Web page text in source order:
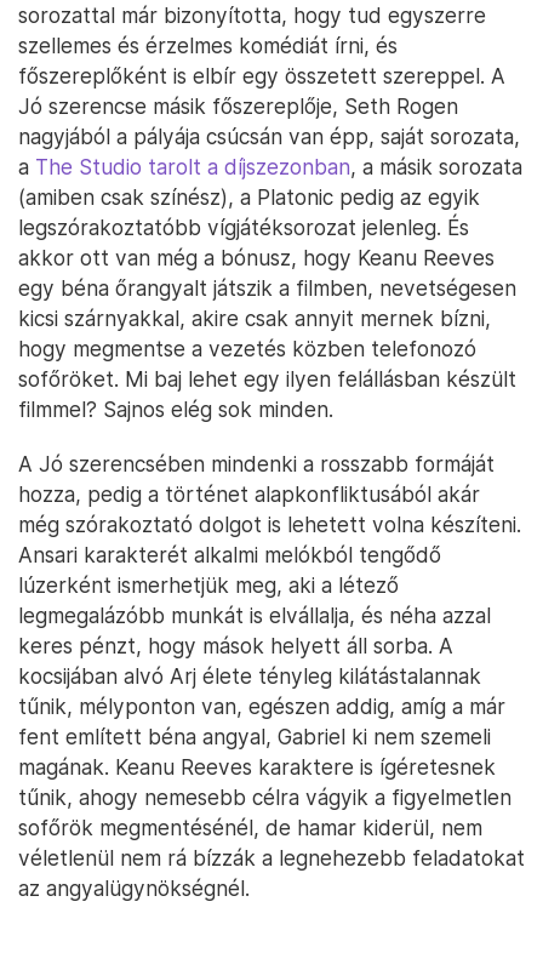
sorozattal már bizonyította, hogy tud egyszerre
szellemes és érzelmes komédiát írni, és
főszereplőként is elbír egy összetett szereppel. A
Jó szerencse másik főszereplője, Seth Rogen
nagyjából a pályája csúcsán van épp, saját sorozata,
a The Studio tarolt a díjszezonban, a másik sorozata
(amiben csak színész), a Platonic pedig az egyik
legszórakoztatóbb vígjátéksorozat jelenleg. És
akkor ott van még a bónusz, hogy Keanu Reeves
egy béna őrangyalt játszik a filmben, nevetségesen
kicsi szárnyakkal, akire csak annyit mernek bízni,
hogy megmentse a vezetés közben telefonozó
sofőröket. Mi baj lehet egy ilyen felállásban készült
filmmel? Sajnos elég sok minden.
A Jó szerencsében mindenki a rosszabb formáját
hozza, pedig a történet alapkonfliktusából akár
még szórakoztató dolgot is lehetett volna készíteni.
Ansari karakterét alkalmi melókból tengődő
lúzerként ismerhetjük meg, aki a létező
legmegalázóbb munkát is elvállalja, és néha azzal
keres pénzt, hogy mások helyett áll sorba. A
kocsijában alvó Arj élete tényleg kilátástalannak
tűnik, mélyponton van, egészen addig, amíg a már
fent említett béna angyal, Gabriel ki nem szemeli
magának. Keanu Reeves karaktere is ígéretesnek
tűnik, ahogy nemesebb célra vágyik a figyelmetlen
sofőrök megmentésénél, de hamar kiderül, nem
véletlenül nem rá bízzák a legnehezebb feladatokat
az angyalügynökségnél.